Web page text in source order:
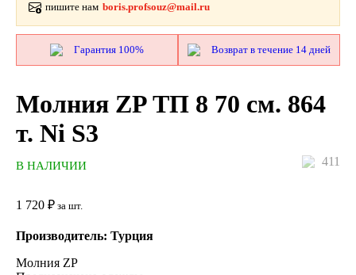
пишите нам boris.profsouz@mail.ru
Гарантия 100% Возврат в течение 14 дней
Молния ZP ТП 8 70 см. 864
т. Ni S3
411
В НАЛИЧИИ
1 720 ₽ за шт.
Производитель: Турция
Молния ZP